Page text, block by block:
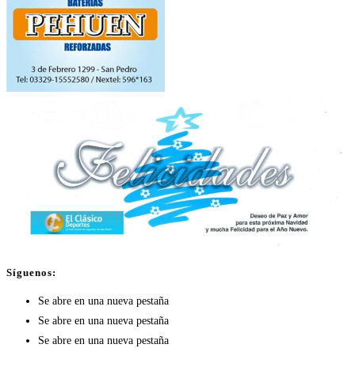
Síguenos:
Se abre en una nueva pestaña
Se abre en una nueva pestaña
Se abre en una nueva pestaña